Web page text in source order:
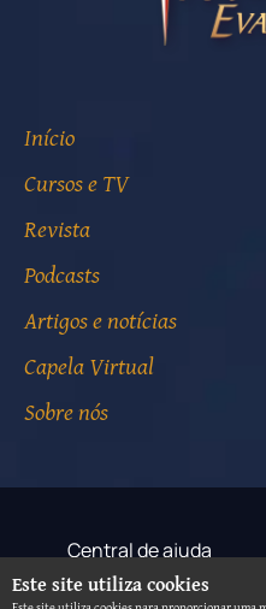
Início
Cursos e TV
Revista
Podcasts
Artigos e notícias
Capela Virtual
Sobre nós
Central de ajuda
Termos de uso
Este site utiliza cookies